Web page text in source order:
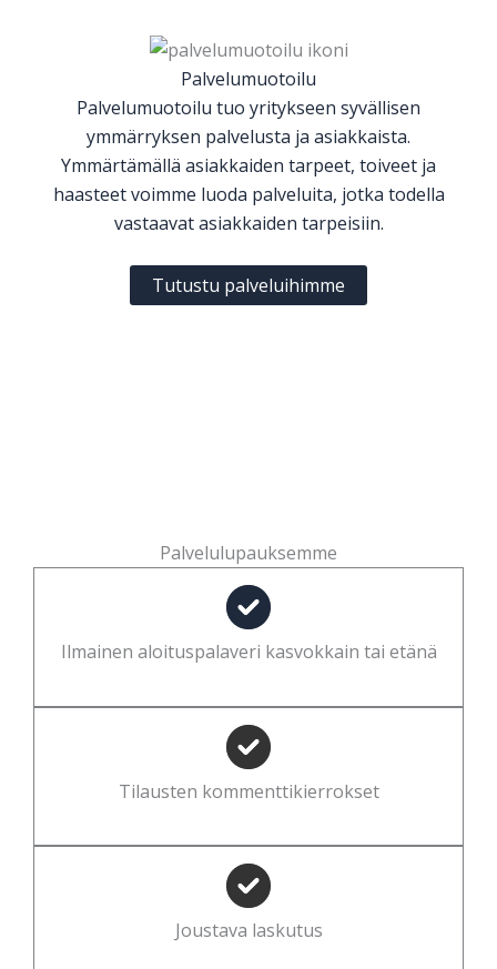
Palvelumuotoilu
Palvelumuotoilu tuo yritykseen syvällisen
ymmärryksen palvelusta ja asiakkaista.
Ymmärtämällä asiakkaiden tarpeet, toiveet ja
haasteet voimme luoda palveluita, jotka todella
vastaavat asiakkaiden tarpeisiin.
Tutustu palveluihimme
Palvelulupauksemme
Ilmainen aloituspalaveri kasvokkain tai etänä
Tilausten kommenttikierrokset
Joustava laskutus